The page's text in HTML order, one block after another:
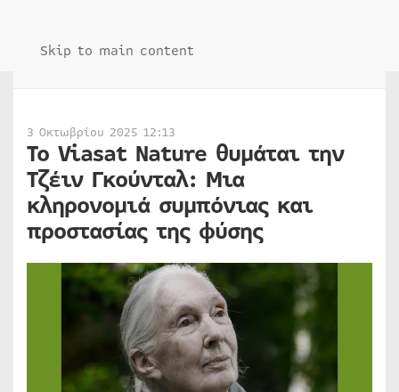
Skip to main content
3 Οκτωβρίου 2025 12:13
Το Viasat Nature θυμάται την
Τζέιν Γκούνταλ: Μια
κληρονομιά συμπόνιας και
προστασίας της φύσης